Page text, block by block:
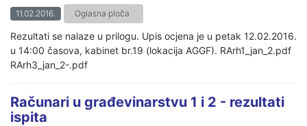
11.02.2016. Oglasna ploča
Rezultati se nalaze u prilogu. Upis ocjena je u petak 12.02.2016.
u 14:00 časova, kabinet br.19 (lokacija AGGF). RArh1_jan_2.pdf
RArh3_jan_2-.pdf
Računari u građevinarstvu 1 i 2 - rezultati
ispita